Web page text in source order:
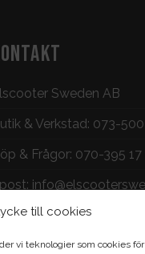
till cookies
vi teknologier som cookies
Sweden AB
& Verkstad: 073-
& Frågor: 070-395 17
7, Jönköping